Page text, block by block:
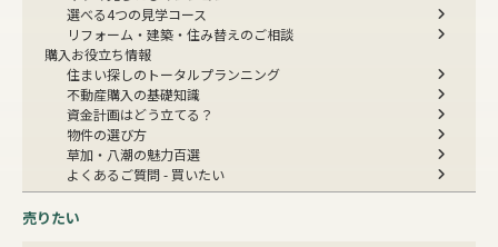
選べる4つの見学コース
リフォーム・建築・住み替えのご相談
購入お役立ち情報
住まい探しのトータルプランニング
不動産購入の基礎知識
資金計画はどう立てる？
物件の選び方
草加・八潮の魅力百選
よくあるご質問 - 買いたい
売りたい